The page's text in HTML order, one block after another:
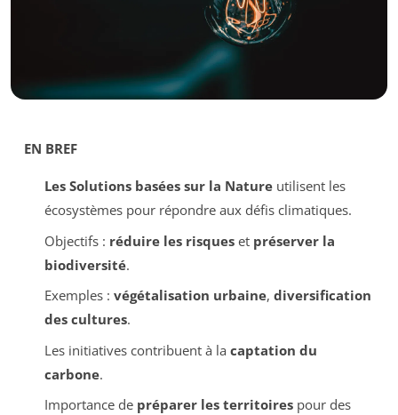
EN BREF
Les Solutions basées sur la Natureutilisent les
écosystèmes pour répondre aux défis climatiques.
Objectifs : réduire les risqueset préserver la
biodiversité.
Exemples : végétalisation urbaine, diversification
des cultures.
Les initiatives contribuent à la captation du
carbone.
Importance de préparer les territoirespour des